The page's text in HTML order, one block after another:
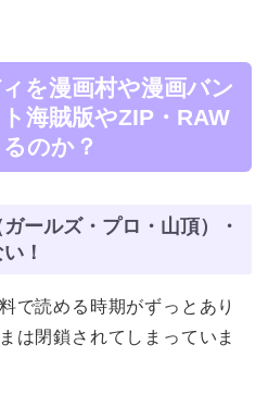
を漫画村や漫画バン
海賊版やZIP・RAW
のか？
ールズ・プロ・山頂）・
！
で読める時期がずっとあり
は閉鎖されてしまっていま